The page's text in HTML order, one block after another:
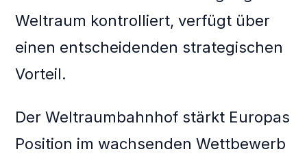
Weltraum kontrolliert, verfügt über
einen entscheidenden strategischen
Vorteil.
Der Weltraumbahnhof stärkt Europas
Position im wachsenden Wettbewerb